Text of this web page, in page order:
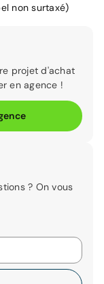
non surtaxé)
projet d'achat
en agence !
? On vous